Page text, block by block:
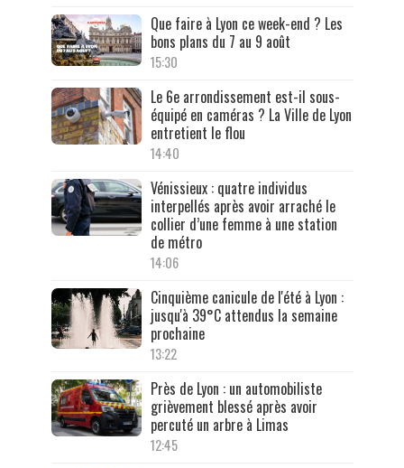
Que faire à Lyon ce week-end ? Les
bons plans du 7 au 9 août
15:30
Le 6e arrondissement est-il sous-
équipé en caméras ? La Ville de Lyon
entretient le flou
14:40
Vénissieux : quatre individus
interpellés après avoir arraché le
collier d’une femme à une station
de métro
14:06
Cinquième canicule de l'été à Lyon :
jusqu'à 39°C attendus la semaine
prochaine
13:22
Près de Lyon : un automobiliste
grièvement blessé après avoir
percuté un arbre à Limas
12:45